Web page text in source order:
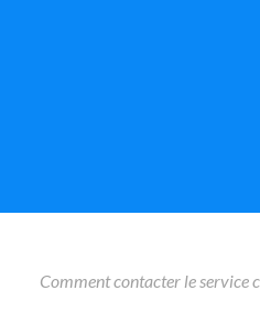
Comment contacter le service